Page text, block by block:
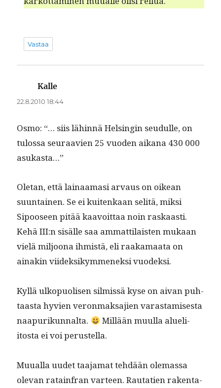
Vastaa
Kalle
22.8.2010 18:44
Osmo: “… siis lähin­nä Helsin­gin seudulle, on
tulos­sa seu­raavien 25 vuo­den aikana 430 000
asukasta…”
Ole­tan, että lainaa­masi arvaus on oikean
suun­tainen. Se ei kuitenkaan selitä, mik­si
Sipooseen pitää kaavoit­taa noin raskaasti.
Kehä III:n sisälle saa ammat­ti­lais­ten mukaan
vielä miljoona ihmistä, eli raaka­maa­ta on
ainakin viidek­sikymmenek­si vuodeksi.
Kyl­lä ulkop­uolisen silmis­sä kyse on aivan puh­
taas­ta hyvien veron­mak­sajien varas­tamis­es­ta
naa­purikunnal­ta.
Mil­lään muul­la alueli­
itos­ta ei voi perustella.
Muual­la uudet taa­ja­mat tehdään ole­mas­sa
ole­van ratain­fran var­teen. Rauta­tien rak­en­t­a­